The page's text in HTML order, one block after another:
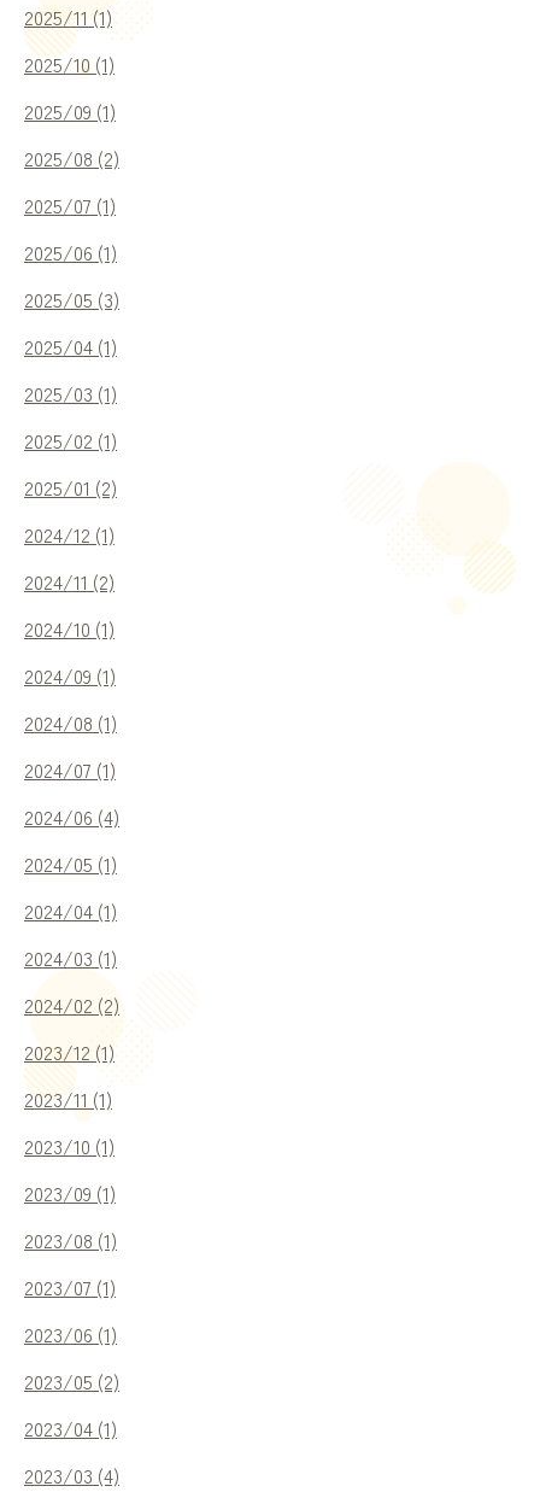
個人情報保護方針
2025/11 (1)
2025/10 (1)
2025/09 (1)
2025/08 (2)
2025/07 (1)
2025/06 (1)
2025/05 (3)
2025/04 (1)
2025/03 (1)
2025/02 (1)
2025/01 (2)
2024/12 (1)
2024/11 (2)
2024/10 (1)
2024/09 (1)
2024/08 (1)
2024/07 (1)
2024/06 (4)
2024/05 (1)
2024/04 (1)
2024/03 (1)
2024/02 (2)
2023/12 (1)
2023/11 (1)
2023/10 (1)
2023/09 (1)
2023/08 (1)
2023/07 (1)
2023/06 (1)
2023/05 (2)
2023/04 (1)
2023/03 (4)